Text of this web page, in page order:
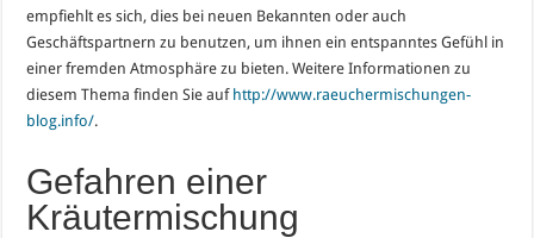
empfiehlt es sich, dies bei neuen Bekannten oder auch
Geschäftspartnern zu benutzen, um ihnen ein entspanntes Gefühl in
einer fremden Atmosphäre zu bieten. Weitere Informationen zu
diesem Thema finden Sie auf http://www.raeuchermischungen-
blog.info/.
Gefahren einer
Kräutermischung